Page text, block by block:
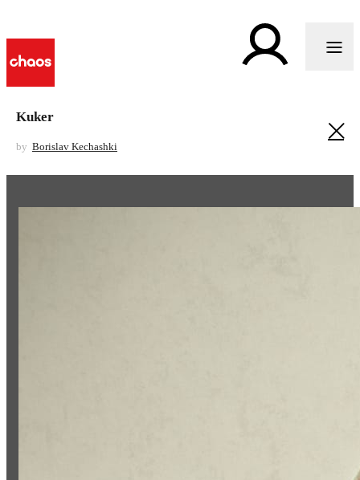
Kuker
by Borislav Kechashki